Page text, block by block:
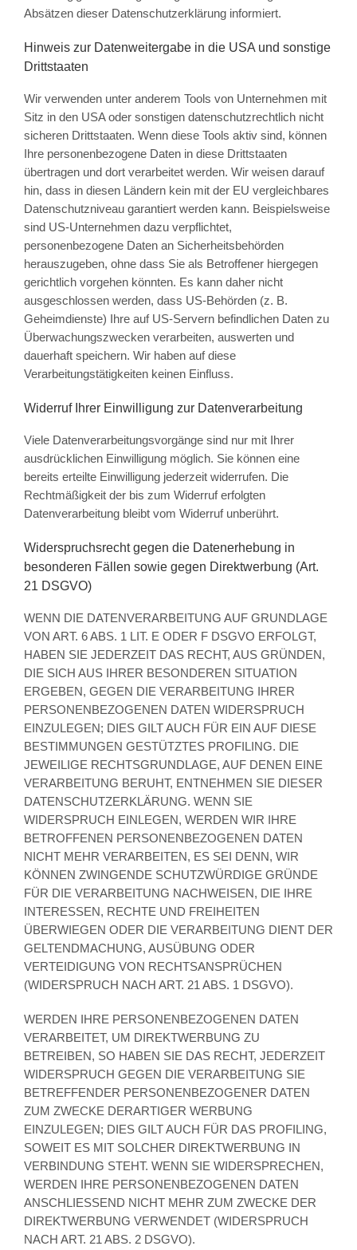
Absätzen dieser Datenschutzerklärung informiert.
Hinweis zur Datenweitergabe in die USA und sonstige
Drittstaaten
Wir verwenden unter anderem Tools von Unternehmen mit
Sitz in den USA oder sonstigen datenschutzrechtlich nicht
sicheren Drittstaaten. Wenn diese Tools aktiv sind, können
Ihre personenbezogene Daten in diese Drittstaaten
übertragen und dort verarbeitet werden. Wir weisen darauf
hin, dass in diesen Ländern kein mit der EU vergleichbares
Datenschutzniveau garantiert werden kann. Beispielsweise
sind US-Unternehmen dazu verpflichtet,
personenbezogene Daten an Sicherheitsbehörden
herauszugeben, ohne dass Sie als Betroffener hiergegen
gerichtlich vorgehen könnten. Es kann daher nicht
ausgeschlossen werden, dass US-Behörden (z. B.
Geheimdienste) Ihre auf US-Servern befindlichen Daten zu
Überwachungszwecken verarbeiten, auswerten und
dauerhaft speichern. Wir haben auf diese
Verarbeitungstätigkeiten keinen Einfluss.
Widerruf Ihrer Einwilligung zur Datenverarbeitung
Viele Datenverarbeitungsvorgänge sind nur mit Ihrer
ausdrücklichen Einwilligung möglich. Sie können eine
bereits erteilte Einwilligung jederzeit widerrufen. Die
Rechtmäßigkeit der bis zum Widerruf erfolgten
Datenverarbeitung bleibt vom Widerruf unberührt.
Widerspruchsrecht gegen die Datenerhebung in
besonderen Fällen sowie gegen Direktwerbung (Art.
21 DSGVO)
WENN DIE DATENVERARBEITUNG AUF GRUNDLAGE
VON ART. 6 ABS. 1 LIT. E ODER F DSGVO ERFOLGT,
HABEN SIE JEDERZEIT DAS RECHT, AUS GRÜNDEN,
DIE SICH AUS IHRER BESONDEREN SITUATION
ERGEBEN, GEGEN DIE VERARBEITUNG IHRER
PERSONENBEZOGENEN DATEN WIDERSPRUCH
EINZULEGEN; DIES GILT AUCH FÜR EIN AUF DIESE
BESTIMMUNGEN GESTÜTZTES PROFILING. DIE
JEWEILIGE RECHTSGRUNDLAGE, AUF DENEN EINE
VERARBEITUNG BERUHT, ENTNEHMEN SIE DIESER
DATENSCHUTZERKLÄRUNG. WENN SIE
WIDERSPRUCH EINLEGEN, WERDEN WIR IHRE
BETROFFENEN PERSONENBEZOGENEN DATEN
NICHT MEHR VERARBEITEN, ES SEI DENN, WIR
KÖNNEN ZWINGENDE SCHUTZWÜRDIGE GRÜNDE
FÜR DIE VERARBEITUNG NACHWEISEN, DIE IHRE
INTERESSEN, RECHTE UND FREIHEITEN
ÜBERWIEGEN ODER DIE VERARBEITUNG DIENT DER
GELTENDMACHUNG, AUSÜBUNG ODER
VERTEIDIGUNG VON RECHTSANSPRÜCHEN
(WIDERSPRUCH NACH ART. 21 ABS. 1 DSGVO).
WERDEN IHRE PERSONENBEZOGENEN DATEN
VERARBEITET, UM DIREKTWERBUNG ZU
BETREIBEN, SO HABEN SIE DAS RECHT, JEDERZEIT
WIDERSPRUCH GEGEN DIE VERARBEITUNG SIE
BETREFFENDER PERSONENBEZOGENER DATEN
ZUM ZWECKE DERARTIGER WERBUNG
EINZULEGEN; DIES GILT AUCH FÜR DAS PROFILING,
SOWEIT ES MIT SOLCHER DIREKTWERBUNG IN
VERBINDUNG STEHT. WENN SIE WIDERSPRECHEN,
WERDEN IHRE PERSONENBEZOGENEN DATEN
ANSCHLIESSEND NICHT MEHR ZUM ZWECKE DER
DIREKTWERBUNG VERWENDET (WIDERSPRUCH
NACH ART. 21 ABS. 2 DSGVO).